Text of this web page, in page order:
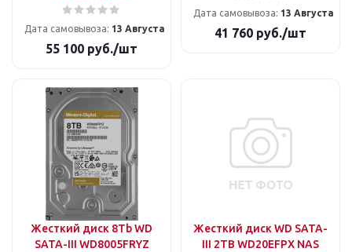
Дата самовывоза: 13 Августа
55 100 руб./шт
Дата самовывоза: 13 Августа
41 760 руб./шт
Жесткий диск 8Tb WD
SATA-III WD8005FRYZ
Жесткий диск WD SATA-
III 2TB WD20EFPX NAS